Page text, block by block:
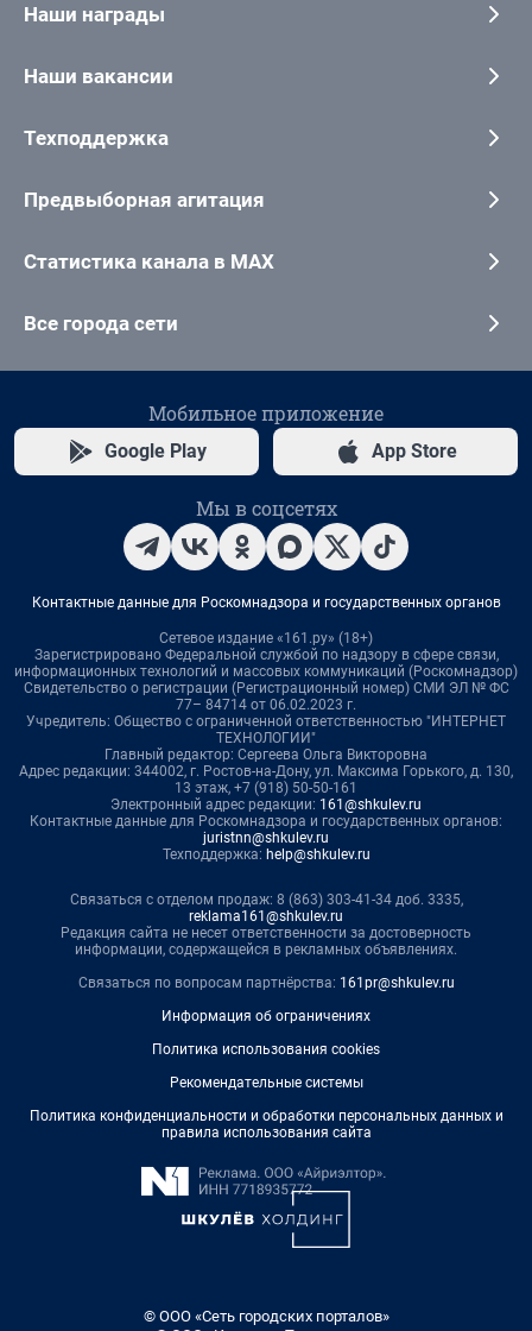
Наши награды
Наши вакансии
Техподдержка
Предвыборная агитация
Статистика канала в MAX
Все города сети
Мобильное приложение
Google Play App Store
Мы в соцсетях
Контактные данные для Роскомнадзора и государственных органов
Сетевое издание «161.ру» (18+)
Зарегистрировано Федеральной службой по надзору в сфере связи,
информационных технологий и массовых коммуникаций (Роскомнадзор)
Свидетельство о регистрации (Регистрационный номер) СМИ ЭЛ № ФС
77– 84714 от 06.02.2023 г.
Учредитель: Общество с ограниченной ответственностью "ИНТЕРНЕТ
ТЕХНОЛОГИИ"
Главный редактор: Сергеева Ольга Викторовна
Адрес редакции: 344002, г. Ростов-на-Дону, ул. Максима Горького, д. 130,
13 этаж, +7 (918) 50-50-161
Электронный адрес редакции: 161@shkulev.ru
Контактные данные для Роскомнадзора и государственных органов:
juristnn@shkulev.ru
Техподдержка: help@shkulev.ru
Связаться с отделом продаж: 8 (863) 303-41-34 доб. 3335,
reklama161@shkulev.ru
Редакция сайта не несет ответственности за достоверность
информации, содержащейся в рекламных объявлениях.
Связаться по вопросам партнёрства: 161pr@shkulev.ru
Информация об ограничениях
Политика использования cookies
Рекомендательные системы
Политика конфиденциальности и обработки персональных данных и
правила использования сайта
© ООО «Сеть городских порталов»